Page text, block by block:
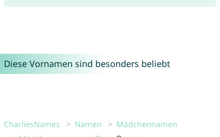
Diese Vornamen sind besonders beliebt
CharliesNames Namen
Mädchennamen